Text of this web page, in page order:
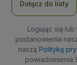
Dołącz do listy
Logując się
postanowienia
naszą Politykę
powiadomienia